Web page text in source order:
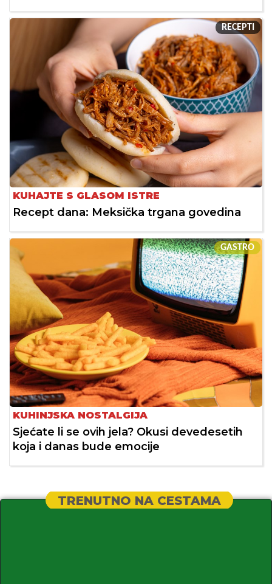
RECEPTI
KUHAJTE S GLASOM ISTRE
Recept dana: Meksička trgana govedina
GASTRO
KUHINJSKA NOSTALGIJA
Sjećate li se ovih jela? Okusi devedesetih
koja i danas bude emocije
TRENUTNO NA CESTAMA